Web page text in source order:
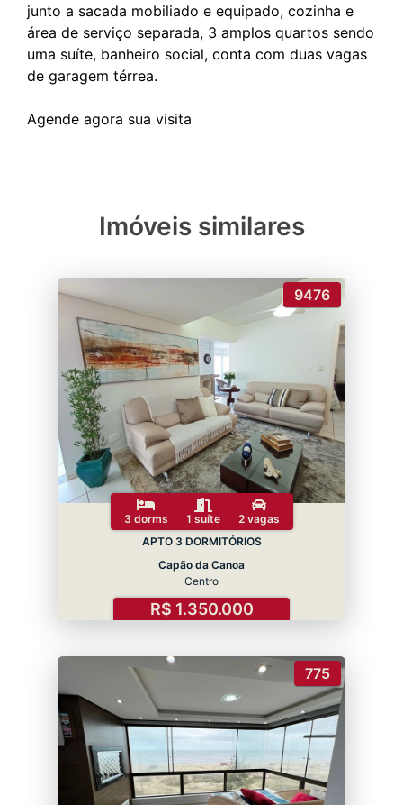
junto a sacada mobiliado e equipado, cozinha e
área de serviço separada, 3 amplos quartos sendo
uma suíte, banheiro social, conta com duas vagas
de garagem térrea.
Imóveis similares
9476
3 dorms 1 suíte
2 vagas
APTO 3 DORMITÓRIOS
Capão da Canoa
Centro
R$ 1.350.000
775